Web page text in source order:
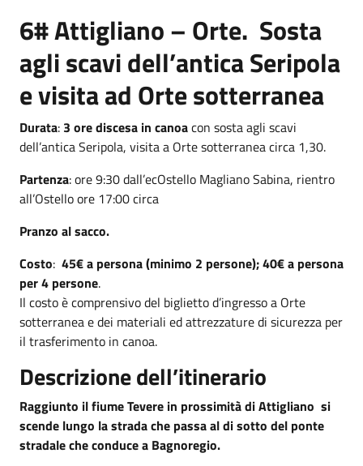
6# Attigliano – Orte. Sosta
agli scavi dell’antica Seripola
e visita ad Orte sotterranea
Durata: 3 ore discesa in canoacon sosta agli scavi
dell’antica Seripola, visita a Orte sotterranea circa 1,30.
Partenza: ore 9:30 dall’ecOstello Magliano Sabina, rientro
all’Ostello ore 17:00 circa
Pranzo al sacco.
Costo: 45€ a persona (minimo 2 persone); 40€ a persona
per 4 persone.
Il costo è comprensivo del biglietto d’ingresso a Orte
sotterranea e dei materiali ed attrezzature di sicurezza per
il trasferimento in canoa.
Descrizione dell’itinerario
Raggiunto il fiume Tevere in prossimità di Attigliano si
scende lungo la strada che passa al di sotto del ponte
stradale che conduce a Bagnoregio.